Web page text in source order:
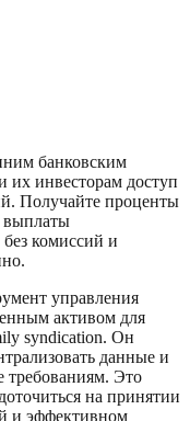
банковским
их инвесторам доступ
Получайте проценты
выплаты
комиссий и
управления
активом для
syndication. Он
данные и
требованиям. Это
на принятии
и эффективном